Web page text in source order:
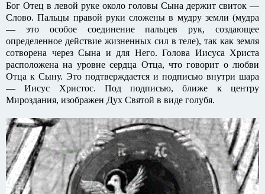
Бог Отец в левой руке около головы Сына держит свиток —
Слово. Пальцы правой руки сложены в мудру земли (мудра
— это особое соединение пальцев рук, создающее
определенное действие жизненных сил в теле), так как земля
сотворена через Сына и для Него. Голова Иисуса Христа
расположена на уровне сердца Отца, что говорит о любви
Отца к Сыну. Это подтверждается и подписью внутри шара
— Иисус Христос. Под подписью, ближе к центру
Мироздания, изображен Дух Святой в виде голубя.